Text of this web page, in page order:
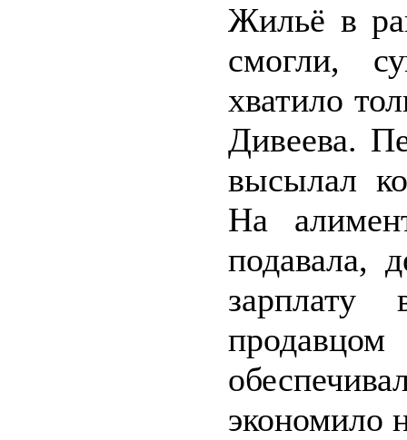
Жильё в
смогли,
хватило
Дивеева.
высылал
На
подавала,
зарплату
экономило